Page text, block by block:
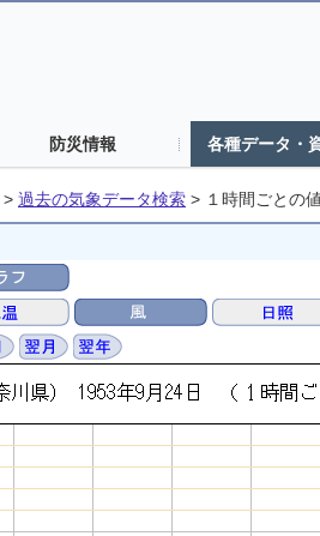
防災情報 各種データ・
> 過去の気象データ検索 > １時間ごとの